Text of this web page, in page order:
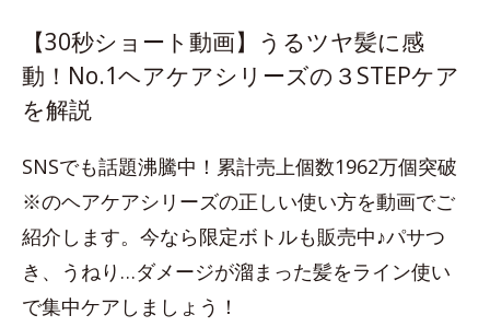
【30秒ショート動画】うるツヤ髪に感
動！No.1ヘアケアシリーズの３STEPケア
を解説
SNSでも話題沸騰中！累計売上個数1962万個突破
※のヘアケアシリーズの正しい使い方を動画でご
紹介します。今なら限定ボトルも販売中♪パサつ
き、うねり…ダメージが溜まった髪をライン使い
で集中ケアしましょう！